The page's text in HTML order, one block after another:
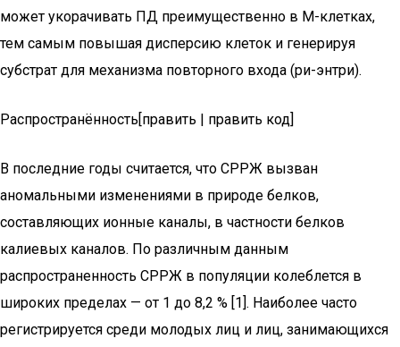
может укорачивать ПД преимущественно в М-клетках,
тем самым повышая дисперсию клеток и генерируя
субстрат для механизма повторного входа (ри-энтри).
Распространённость[править | править код]
В последние годы считается, что СРРЖ вызван
аномальными изменениями в природе белков,
составляющих ионные каналы, в частности белков
калиевых каналов. По различным данным
распространенность СРРЖ в популяции колеблется в
широких пределах — от 1 до 8,2 % [1]. Наиболее часто
регистрируется среди молодых лиц и лиц, занимающихся